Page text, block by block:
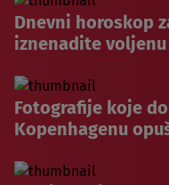
Dnevni horoskop
iznenadite
Fotografije koje
Kopenhagenu